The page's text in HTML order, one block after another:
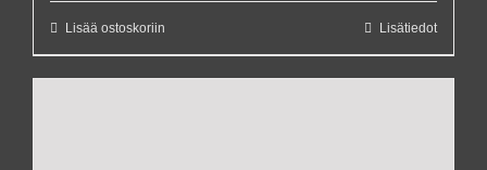
Lisää ostoskoriin Lisätiedot